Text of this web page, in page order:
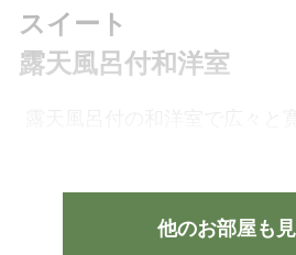
スイート
露天風呂付和洋室
え、飛騨の伝統を感じていた
りの客室。洋室は匠の技を散
他のお部屋も